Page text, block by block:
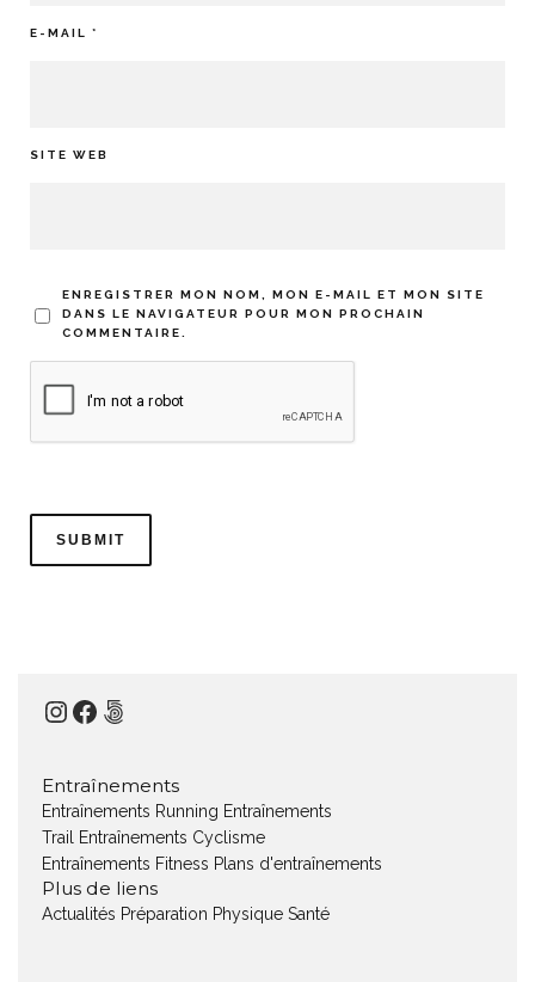
E-MAIL *
SITE WEB
ENREGISTRER MON NOM, MON E-MAIL ET MON SITE
DANS LE NAVIGATEUR POUR MON PROCHAIN
COMMENTAIRE.
Instagram
Facebook
500px
Entraînements
Entraînements Running Entraînements
Trail
Entraînements Cyclisme
Entraînements Fitness Plans d'entraînements
Plus de liens
Actualités Préparation Physique Santé